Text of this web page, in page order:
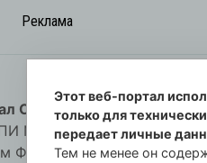
Реклама
Орловская cреда-плюс,
№57-00254 от 29
Федеральной службы по
Этот веб-портал
только для
передает личные
Тем не менее он